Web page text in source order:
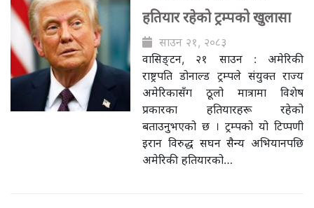
हतियार रहेको ट्रम्पको खुलासा
साउन २१, २०८३
वासिङ्टन, २१ साउन : अमेरिकी
राष्ट्रपति डोनाल्ड ट्रम्पले संयुक्त राज्य
अमेरिकासँग ठूलो मात्रामा विशेष
प्रकारका हतियारहरू रहेको
बताउनुभएको छ । ट्रम्पको यो टिप्पणी
इरान विरुद्ध सघन सैन्य अभियानपछि
अमेरिकी हतियारको…